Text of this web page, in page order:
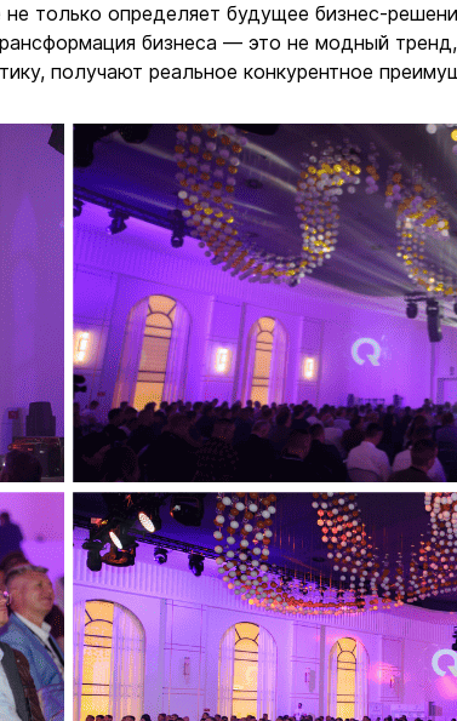
только определяет будущее бизнес-
бизнеса — это не модный
получают реальное конкурентное